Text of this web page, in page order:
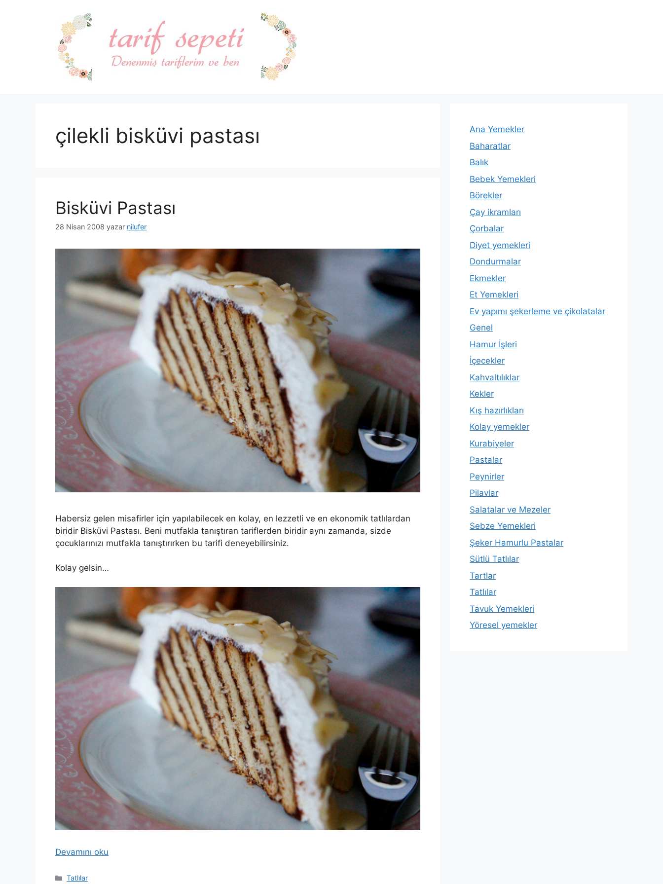
çilekli bisküvi pastası
Bisküvi Pastası
28 Nisan 2008 yazar nilufer
Habersiz gelen misafirler için yapılabilecek en kolay, en lezzetli ve en ekonomik tatlılardan
biridir Bisküvi Pastası. Beni mutfakla tanıştıran tariflerden biridir aynı zamanda, sizde
çocuklarınızı mutfakla tanıştırırken bu tarifi deneyebilirsiniz.
Kolay gelsin…
Devamını oku
Kategoriler
Tatlılar
Ana Yemekler
Baharatlar
Balık
Bebek Yemekleri
Börekler
Çay ikramları
Çorbalar
Diyet yemekleri
Dondurmalar
Ekmekler
Et Yemekleri
Ev yapımı şekerleme ve çikolatalar
Genel
Hamur İşleri
İçecekler
Kahvaltılıklar
Kekler
Kış hazırlıkları
Kolay yemekler
Kurabiyeler
Pastalar
Peynirler
Pilavlar
Salatalar ve Mezeler
Sebze Yemekleri
Şeker Hamurlu Pastalar
Sütlü Tatlılar
Tartlar
Tatlılar
Tavuk Yemekleri
Yöresel yemekler